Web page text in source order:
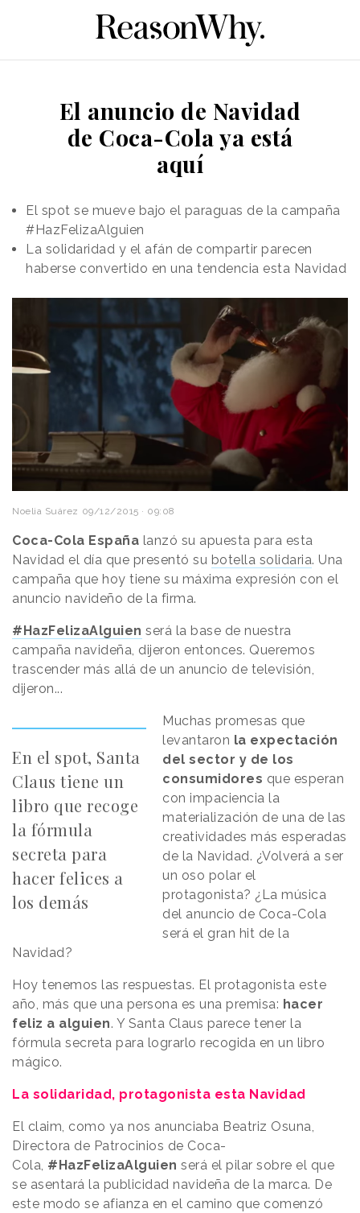
El anuncio de Navidad
de Coca-Cola ya está
aquí
El spot se mueve bajo el paraguas de la campaña
#HazFelizaAlguien
La solidaridad y el afán de compartir parecen
haberse convertido en una tendencia esta Navidad
Noelia Suárez 09/12/2015 · 09:08
Coca-Cola España lanzó su apuesta para esta
Navidad el día que presentó su botella solidaria. Una
campaña que hoy tiene su máxima expresión con el
anuncio navideño de la firma.
#HazFelizaAlguien será la base de nuestra
campaña navideña, dijeron entonces. Queremos
trascender más allá de un anuncio de televisión,
dijeron...
En el spot, Santa
Claus tiene un
libro que recoge
la fórmula
secreta para
hacer felices a
los demás
Muchas promesas que
levantaron la expectación
del sector y de los
consumidores que esperan
con impaciencia la
materialización de una de las
creatividades más esperadas
de la Navidad. ¿Volverá a ser
un oso polar el
protagonista? ¿La música
del anuncio de Coca-Cola
será el gran hit de la
Navidad?
Hoy tenemos las respuestas. El protagonista este
año, más que una persona es una premisa: hacer
feliz a alguien. Y Santa Claus parece tener la
fórmula secreta para lograrlo recogida en un libro
mágico.
La solidaridad, protagonista esta Navidad
El claim, como ya nos anunciaba Beatriz Osuna,
Directora de Patrocinios de Coca-
Cola, #HazFelizaAlguien será el pilar sobre el que
se asentará la publicidad navideña de la marca. De
este modo se afianza en el camino que comenzó